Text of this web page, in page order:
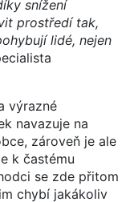
snížení
prostředí tak,
lidé, nejen
výrazné
navazuje na
zároveň je ale
k častému
se zde přitom
chybí jakákoliv